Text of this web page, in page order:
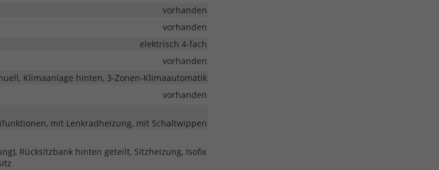
vorhanden
vorhanden
elektrisch 4-fach
vorhanden
Klimaanlage hinten, 3-Zonen-Klimaautomatik
vorhanden
mit Lenkradheizung, mit Schaltwippen
Rücksitzbank hinten geteilt, Sitzheizung, Isofix